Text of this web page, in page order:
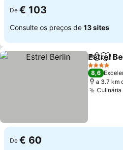
De € 103
Consulte os preços de 13 sites
Partilhar
Estrel
4 Estrelas
8,6
a 3.7 km
De € 60